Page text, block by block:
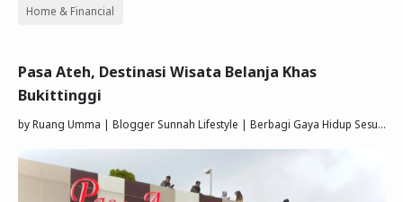
Home & Financial
Pasa Ateh, Destinasi Wisata Belanja Khas
Bukittinggi
byRuang Umma | Blogger Sunnah Lifestyle | Berbagi Gaya Hidup Sesuai Quran Sunnah